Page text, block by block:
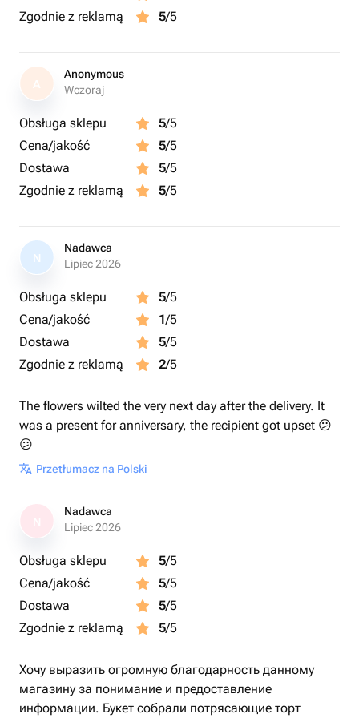
Zgodnie z reklamą
5/5
A
Anonymous
Wczoraj
Obsługa sklepu 5/5
Cena/jakość
5/5
Dostawa
5/5
Zgodnie z reklamą
5/5
N
Nadawca
Lipiec 2026
Obsługa sklepu 5/5
Cena/jakość
1/5
Dostawa
5/5
Zgodnie z reklamą
2/5
The flowers wilted the very next day after the delivery. It
was a present for anniversary, the recipient got upset 😕
😕
Przetłumacz na Polski
Nadawca
Lipiec 2026
Obsługa sklepu 5/5
Cena/jakość
5/5
Dostawa
5/5
Zgodnie z reklamą
5/5
Хочу выразить огромную благодарность данному
магазину за понимание и предоставление
информации. Букет собрали потрясающие торт